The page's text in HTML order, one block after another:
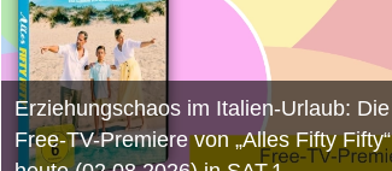
Erziehungschaos im Italien-Urlaub: Die
Free-TV-Premiere von „Alles Fifty Fifty“